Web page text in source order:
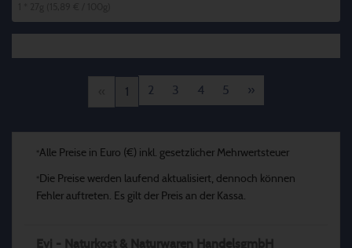
1 2 3 4 5 »
*Alle Preise in Euro (€) inkl. gesetzlicher Mehrwertsteuer
* Die Preise werden laufend aktualisiert, dennoch können
Fehler auftreten. Es gilt der Preis an der Kassa.
Evi - Naturkost & Naturwaren HandelsgmbH